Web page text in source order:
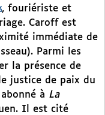
, fouriériste et
Caroff est
immédiate de
Parmi les
la présence de
justice de paix du
à La
Il est cité